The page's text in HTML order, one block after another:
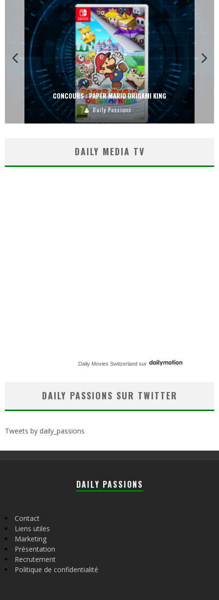
CONCOURS : PAPER MARIO ORIGAMI KING
Daily Passions
DAILY MEDIA TV
Daily Movies Switzerland sur
DAILY PASSIONS SUR TWITTER
Tweets by daily_passions
DAILY PASSIONS
Contact
Liens utiles
Marketing
Présentation
Recrutement
Politique de confidentialité